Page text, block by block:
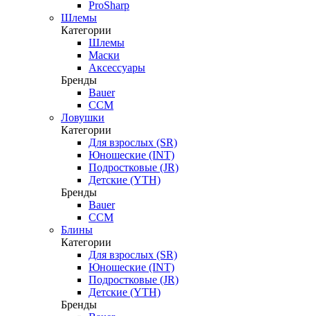
ProSharp
Шлемы
Категории
Шлемы
Маски
Аксессуары
Бренды
Bauer
CCM
Ловушки
Категории
Для взрослых (SR)
Юношеские (INT)
Подростковые (JR)
Детские (YTH)
Бренды
Bauer
CCM
Блины
Категории
Для взрослых (SR)
Юношеские (INT)
Подростковые (JR)
Детские (YTH)
Бренды